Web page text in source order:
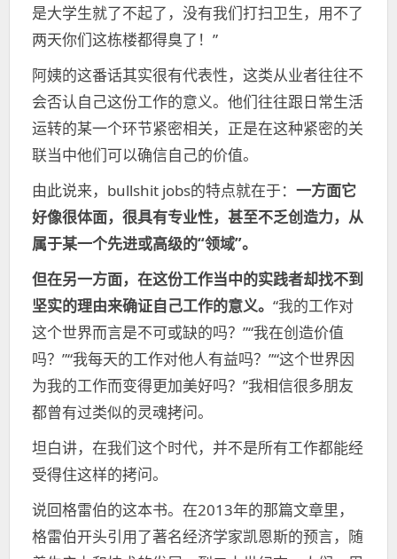
是大学生就了不起了，没有我们打扫卫生，用不了
两天你们这栋楼都得臭了！”
阿姨的这番话其实很有代表性，这类从业者往往不
会否认自己这份工作的意义。他们往往跟日常生活
运转的某一个环节紧密相关，正是在这种紧密的关
联当中他们可以确信自己的价值。
由此说来，bullshit jobs的特点就在于： 一方面它
好像很体面，很具有专业性，甚至不乏创造力，从
属于某一个先进或高级的“领域”。
但在另一方面，在这份工作当中的实践者却找不到
坚实的理由来确证自己工作的意义。 “我的工作对
这个世界而言是不可或缺的吗？”“我在创造价值
吗？”“我每天的工作对他人有益吗？”“这个世界因
为我的工作而变得更加美好吗？”我相信很多朋友
都曾有过类似的灵魂拷问。
坦白讲，在我们这个时代，并不是所有工作都能经
受得住这样的拷问。
说回格雷伯的这本书。在2013年的那篇文章里，
格雷伯开头引用了著名经济学家凯恩斯的预言，随